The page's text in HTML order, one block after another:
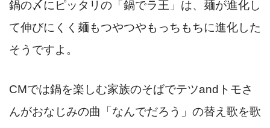
鍋の〆にピッタリの「鍋でラ王」は、麺が進化し
て伸びにくく麺もつやつやもっちもちに進化した
そうですよ。
CMでは鍋を楽しむ家族のそばでテツandトモさ
んがおなじみの曲「なんでだろう」の替え歌を歌